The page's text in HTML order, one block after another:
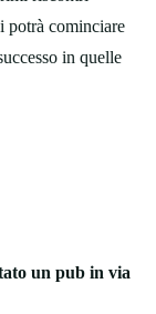
potrà cominciare
in quelle
un pub in via